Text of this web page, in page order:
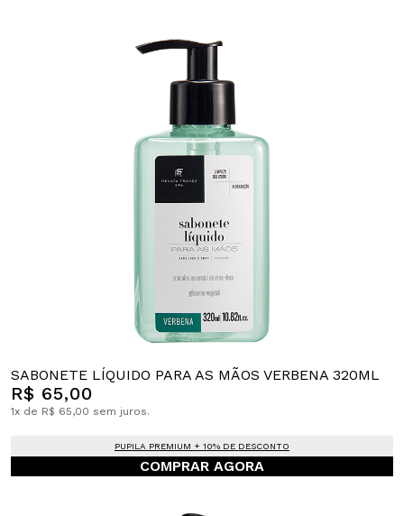
SABONETE LÍQUIDO PARA AS MÃOS VERBENA 320ML
R$ 65,00
1x de R$ 65,00 sem juros.
PUPILA PREMIUM + 10% DE DESCONTO
COMPRAR AGORA